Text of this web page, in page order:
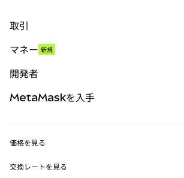
取引
パーペチュアル
RWA
マネー 新規
開発者
MetaMask Connect
MetaMaskを入手
価格を見る
イーサリアムの価格
交換レートを見る